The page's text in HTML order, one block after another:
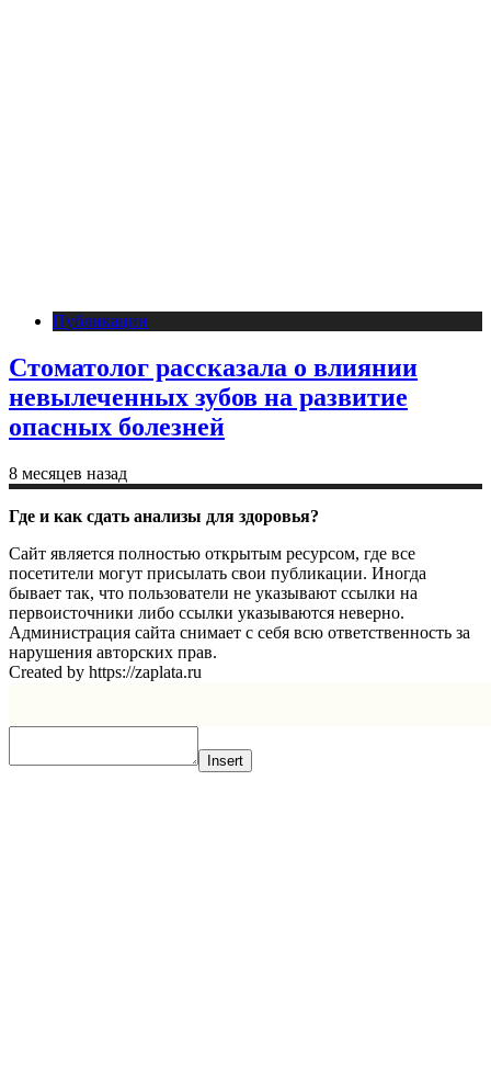
Публикации
Стоматолог рассказала о влиянии
невылеченных зубов на развитие
опасных болезней
8 месяцев назад
Где и как сдать анализы для здоровья?
Сайт является полностью открытым ресурсом, где все
посетители могут присылать свои публикации. Иногда
бывает так, что пользователи не указывают ссылки на
первоисточники либо ссылки указываются неверно.
Администрация сайта снимает с себя всю ответственность за
нарушения авторских прав.
Created by https://zaplata.ru
Insert